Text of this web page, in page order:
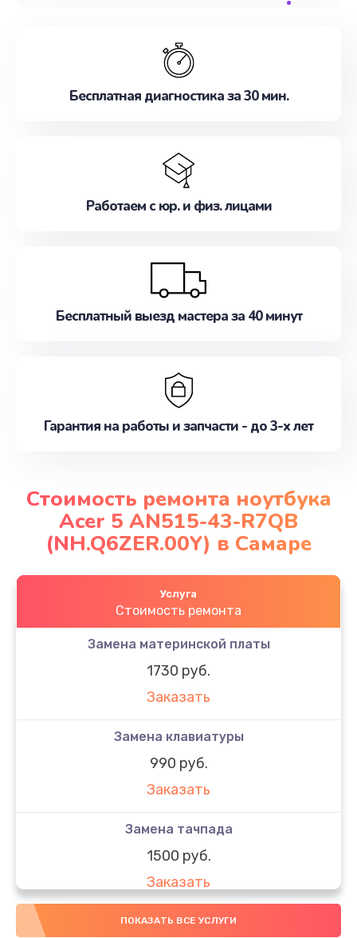
наилучшим образом. Не медлите записаться на
Бесплатная диагностика за 30 мин.
Работаем с юр. и физ. лицами
Бесплатный выезд мастера за 40 минут
Гарантия на работы и запчасти - до 3-х лет
Стоимость ремонта ноутбука
Acer 5 AN515-43-R7QB
(NH.Q6ZER.00Y) в Самаре
Услуга
Стоимость ремонта
Замена материнской платы
1730 руб.
Заказать
Замена клавиатуры
990 руб.
Заказать
Замена тачпада
1500 руб.
Заказать
Замена южного моста
ПОКАЗАТЬ ВСЕ УСЛУГИ